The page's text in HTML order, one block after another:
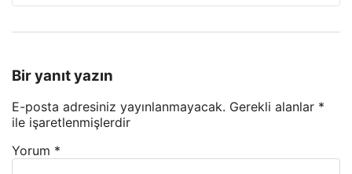
Bir yanıt yazın
E-posta adresiniz yayınlanmayacak. Gerekli alanlar *
ile işaretlenmişlerdir
Yorum *